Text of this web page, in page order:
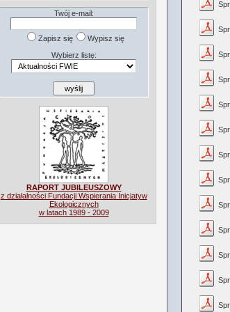
:: wszystkie projekty ::
Twój e-mail:
Zapisz się
Wypisz się
Wybierz listę:
RAPORT JUBILEUSZOWY
z działalności Fundacji Wspierania Inicjatyw
Ekologicznych
w latach 1989 - 2009